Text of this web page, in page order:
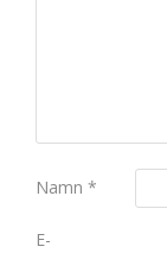
Namn *
E-